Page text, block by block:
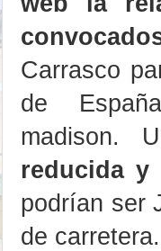
Carrasco
de
madison.
reducida y
podrían ser
de carretera.